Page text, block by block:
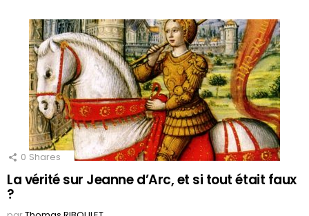
0 Shares
La vérité sur Jeanne d’Arc, et si tout était faux
?